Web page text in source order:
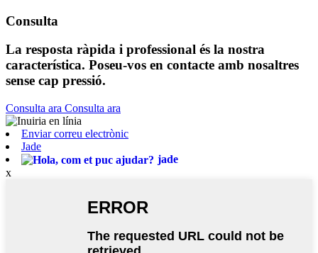
Consulta
La resposta ràpida i professional és la nostra
característica. Poseu-vos en contacte amb nosaltres
sense cap pressió.
Consulta ara Consulta ara
Enviar correu electrònic
Jade
jade
x